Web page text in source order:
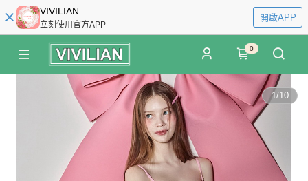
VIVILIAN
立刻使用官方APP
開啟APP
0
1/10